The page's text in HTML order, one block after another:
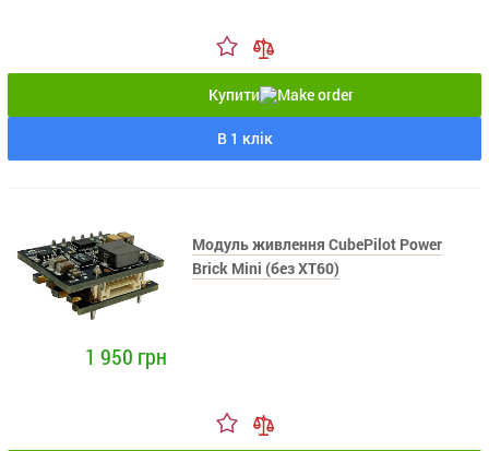
Купити
В 1 клік
Модуль живлення CubePilot Power
Brick Mini (без XT60)
1 950 грн